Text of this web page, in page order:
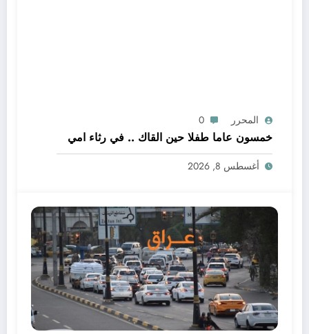
المحرر 0
خمسون عاما طفلا حين القاك .. في رثاء امي
أغسطس 8, 2026